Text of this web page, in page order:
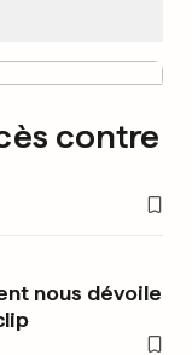
contre
nous dévoile